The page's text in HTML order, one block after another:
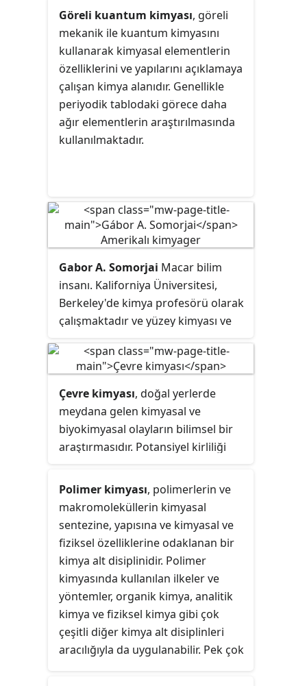
teknikler, araçlar ve analiz eder ve
genellikle sentetik kimya ile üretilen
bileşiklerin uygulanmasını da
kapsamaktadır. Kimyasal biyologlar
ya da temel biyoloji araştırmak veya
yeni bir işlev oluşturmak için sistem
modüle kimyasal ilkeleri
kullanmaya çalışırlar. Kimyasal
Hücre ve dokuların içinde
biyomoleküllerin kimyası ve
biyokimyasal yolların düzenlenmesi
veya cGMP, kimyasal biyologlar
biyoloji uygulanan yeni kimyasal
bileşikler ile uğraşmalarına rağmen.
Göreli kuantum kimyası, göreli
mekanik ile kuantum kimyasını
kullanarak kimyasal elementlerin
özelliklerini ve yapılarını açıklamaya
çalışan kimya alanıdır. Genellikle
periyodik tablodaki görece daha
ağır elementlerin araştırılmasında
kullanılmaktadır.
Gabor A. Somorjai Macar bilim
insanı. Kaliforniya Üniversitesi,
Berkeley'de kimya profesörü olarak
çalışmaktadır ve yüzey kimyası ve
katalitik etkileri alanında önde
gelen bir araştırmacıdır. Alandaki
katkılarından dolayı Somorjai, 1998
yılında Wolf Kimya Ödülü, 2002
yılında Linus Pauling Ödülü, in 2000,
the National Medal of Science 2008
Sınırları Ödülü ve 2013 yılında
Kimyasal Bilimlerde NAS Ödülü'nü
kazanmıştır. En son Nisan 2015'te
William H. Nichols Madalyası ile
ödüllendirilmiştir.
Çevre kimyası, doğal yerlerde
meydana gelen kimyasal ve
biyokimyasal olayların bilimsel bir
araştırmasıdır. Potansiyel kirliliği
kimya ile karıştırılmamalıdır. Hava,
toprak ve su ortamlarındaki
kimyasal türlerin kaynakları,
reaksiyonları, taşınması, etkileri ve
kaderlerinin incelenmesi; ve insan
aktivitesinin ve biyolojik aktivitenin
bunlara etkisi olarak tanımlanabilir.
Çevre kimyası, atmosfer, su ve
toprak kimyasını içeren, aynı
zamanda analitik kimyaya büyük
ölçüde güvenen, çevre bilimi ve
Polimer kimyası, polimerlerin ve
makromoleküllerin kimyasal
sentezine, yapısına ve kimyasal ve
fiziksel özelliklerine odaklanan bir
kimya alt disiplinidir. Polimer
kimyasında kullanılan ilkeler ve
yöntemler, organik kimya, analitik
kimya ve fiziksel kimya gibi çok
çeşitli diğer kimya alt disiplinleri
aracılığıyla da uygulanabilir. Pek çok